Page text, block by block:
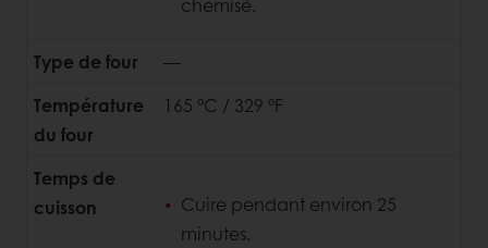
chemisé.
Type de four
—
Température
du four
165 °C / 329 °F
Temps de
cuisson
Cuire pendant environ 25
minutes.